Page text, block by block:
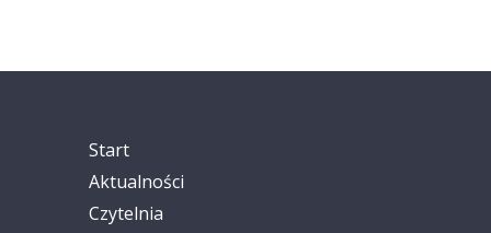
Start
Aktualności
Czytelnia